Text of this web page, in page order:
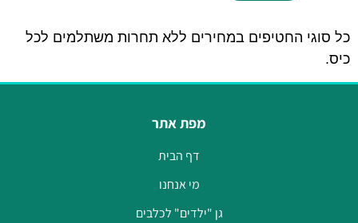
כל סוגי החטיפים במחירים ללא תחרות משתלמים לכל
כיס.
מפת אתר
דף הבית
מי אנחנו
גן "ילדים" לכלבים